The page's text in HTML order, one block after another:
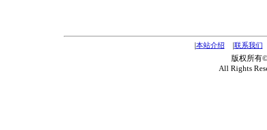
|本站介绍 |联系我们
版权所有
All Rights